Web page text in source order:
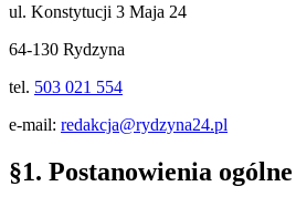
ul. Konstytucji 3 Maja 24
64-130 Rydzyna
tel. 503 021 554
e-mail: redakcja@rydzyna24.pl
§1. Postanowienia ogólne